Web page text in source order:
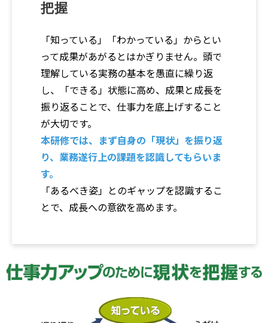
把握
「知っている」「わかっている」からとい
って成果があがるとはかぎりません。頭で
理解している実務の基本を愚直に繰り返
し、「できる」状態に高め、成果と成長を
振り返ることで、仕事力を底上げすること
が大切です。
本研修では、まず自身の「現状」を振り返
り、業務遂行上の課題を認識してもらいま
す。
「あるべき姿」とのギャップを認識するこ
とで、成長への意欲を高めます。